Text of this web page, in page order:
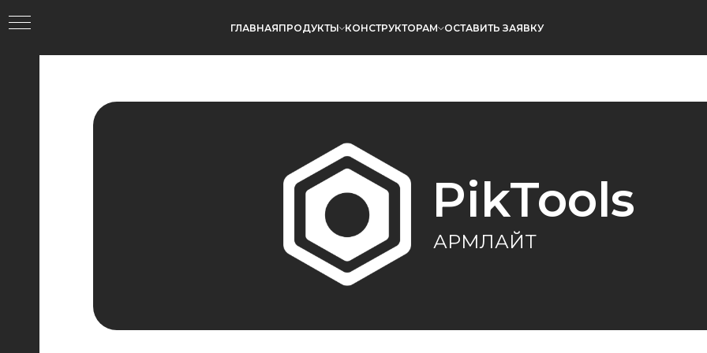
ГЛАВНАЯПРОДУКТЫ КОНСТРУКТОРАМ ОСТАВИТЬ ЗАЯВКУ
PikTools
АРМЛАЙТ